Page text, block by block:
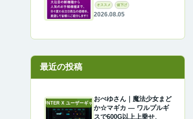
オススメ 値下げ
2026.08.05
最近の投稿
A-COUNTER X ユーザーギャラリー
おぺゆさん｜魔法少女まど
か☆マギカ ― ワルプルギ
スで600G以上上乗せ、